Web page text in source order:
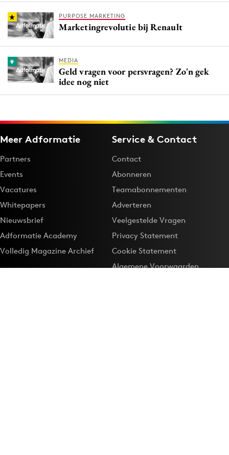
PURPOSE MARKETING
Marketingrevolutie bij Renault
MEDIA
Geld vragen voor persvragen? Zo'n gek
idee nog niet
Meer Adformatie
Partners
Events
Vacatures
Whitepapers
Nieuwsbrief
Adformatie Academy
Volledig Magazine Archief
Service & Contact
Contact
Abonneren
Teamabonnementen
Adverteren
Veelgestelde Vragen
Privacy Statement
Cookie Statement
Algemene Voorwaarden